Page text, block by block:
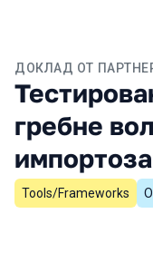
ДОКЛАД ОТ
гребне
Tools/Frameworks